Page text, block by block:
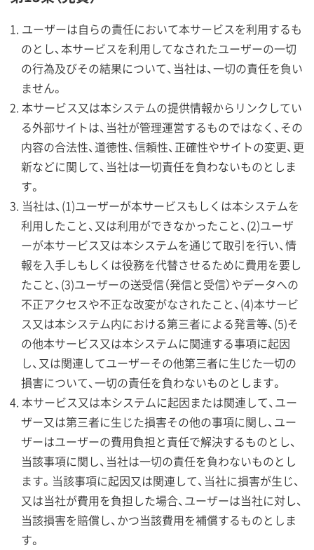
ユーザーは自らの責任において本サービスを利用するも
のとし、本サービスを利用してなされたユーザーの一切
の行為及びその結果について、当社は、一切の責任を負い
ません。
本サービス又は本システムの提供情報からリンクしてい
る外部サイトは、当社が管理運営するものではなく、その
内容の合法性、道徳性、信頼性、正確性やサイトの変更、更
新などに関して、当社は一切責任を負わないものとしま
す。
当社は、(1)ユーザーが本サービスもしくは本システムを
利用したこと、又は利用ができなかったこと、(2)ユーザ
ーが本サービス又は本システムを通じて取引を行い、情
報を入手しもしくは役務を代替させるために費用を要し
たこと、(3)ユーザーの送受信（発信と受信）やデータへの
不正アクセスや不正な改変がなされたこと、(4)本サービ
ス又は本システム内における第三者による発言等、(5)そ
の他本サービス又は本システムに関連する事項に起因
し、又は関連してユーザーその他第三者に生じた一切の
損害について、一切の責任を負わないものとします。
本サービス又は本システムに起因または関連して、ユー
ザー又は第三者に生じた損害その他の事項に関し、ユー
ザーはユーザーの費用負担と責任で解決するものとし、
当該事項に関し、当社は一切の責任を負わないものとし
ます。当該事項に起因又は関連して、当社に損害が生じ、
又は当社が費用を負担した場合、ユーザーは当社に対し、
当該損害を賠償し、かつ当該費用を補償するものとしま
す。